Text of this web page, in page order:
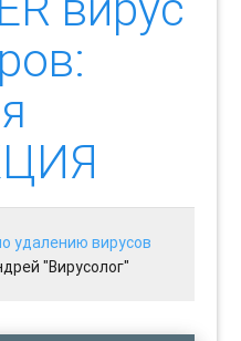
удалению вирусов
"Вирусолог"